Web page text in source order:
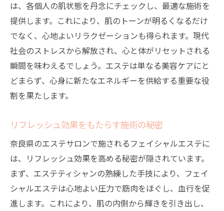
は、各個人の肌状態を丹念にチェックし、最適な施術を
提供します。これにより、肌のトーンが明るくなるだけ
でなく、心地よいリラクゼーションも得られます。現代
社会のストレスから解放され、心と体がリセットされる
瞬間を味わえるでしょう。エステは単なる美容ケアにと
どまらず、心身に新たなエネルギーを供給する重要な役
割を果たします。
リフレッシュ効果をもたらす施術の秘密
奈良県のエステサロンで施されるフェイシャルエステに
は、リフレッシュ効果を高める秘密が隠されています。
まず、エステティシャンの熟練した手技により、フェイ
シャルエステは心地よい圧力で筋肉をほぐし、血行を促
進します。これにより、肌の内側から輝きを引き出し、